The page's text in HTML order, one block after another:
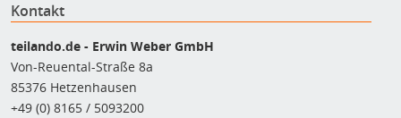
Kontakt
teilando.de - Erwin Weber GmbH
Von-Reuental-Straße 8a
85376 Hetzenhausen
+49 (0) 8165 / 5093200